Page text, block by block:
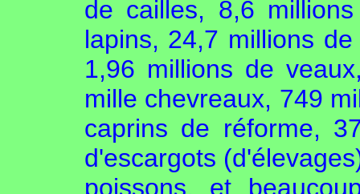
de cailles, 8,6
lapins, 24,7 millions
1,96 millions de
mille chevreaux, 749
caprins de réforme,
d'escargots
poissons, et